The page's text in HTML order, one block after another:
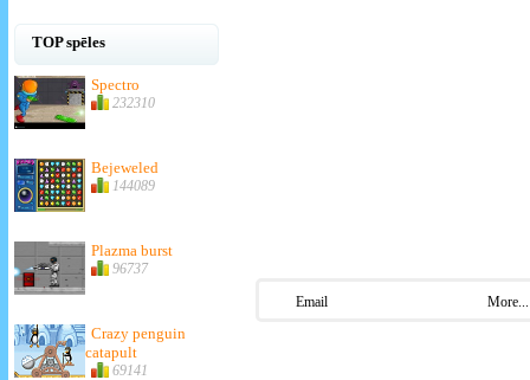
TOP spēles
Spectro
232310
Bejeweled
144089
Plazma burst
96737
Crazy penguin
catapult
69141
Email More...